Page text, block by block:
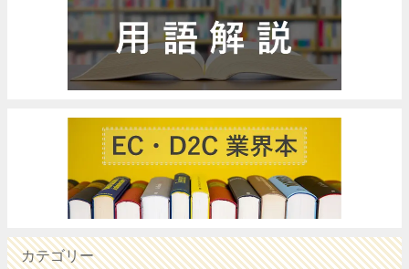
カテゴリー